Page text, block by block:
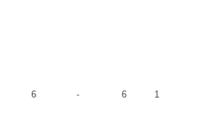
6 - 6 1